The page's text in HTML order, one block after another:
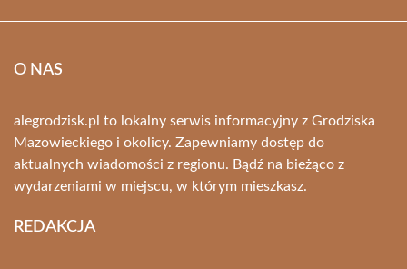
O NAS
alegrodzisk.pl to lokalny serwis informacyjny z Grodziska
Mazowieckiego i okolicy. Zapewniamy dostęp do
aktualnych wiadomości z regionu. Bądź na bieżąco z
wydarzeniami w miejscu, w którym mieszkasz.
REDAKCJA